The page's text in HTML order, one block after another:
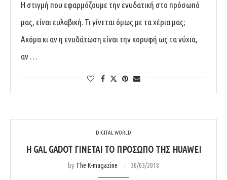
Η στιγμή που εφαρμόζουμε την ενυδατική στο πρόσωπό
μας, είναι ευλαβική. Τι γίνεται όμως με τα χέρια μας;
Ακόμα κι αν η ενυδάτωση είναι την κορυφή ως τα νύχια,
αν …
DIGITAL WORLD
Η GAL GADOT ΓΊΝΕΤΑΙ ΤΟ ΠΡΌΣΩΠΟ ΤΗΣ HUAWEI
by The K-magazine 30/03/2018